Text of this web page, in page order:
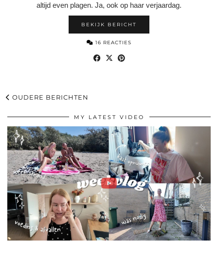
altijd even plagen. Ja, ook op haar verjaardag.
BEKIJK BERICHT
16 REACTIES
OUDERE BERICHTEN
MY LATEST VIDEO